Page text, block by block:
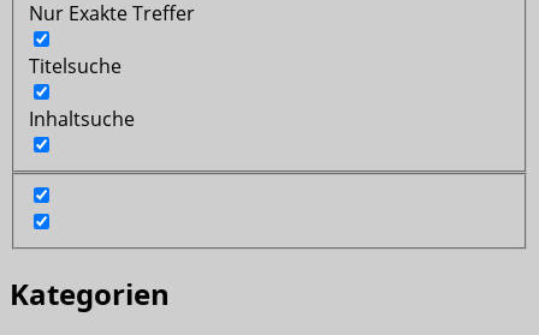
Nur Exakte Treffer
Titelsuche
Inhaltsuche
Kategorien